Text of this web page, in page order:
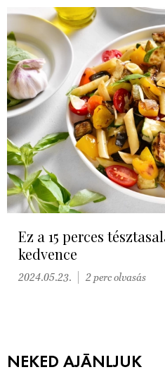
Ez a 15 perces
kedvence
2024.05.23. 2 perc olvasás
NEKED AJÁNLJUK